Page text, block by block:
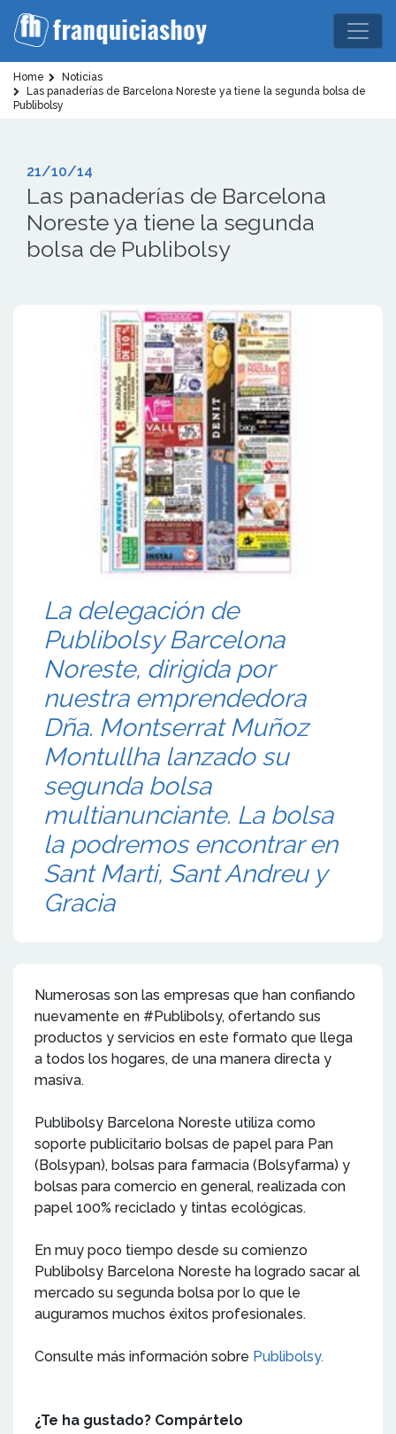
Home
Noticias
Las panaderías de Barcelona Noreste ya tiene la segunda bolsa de
Publibolsy
21/10/14
Las panaderías de Barcelona
Noreste ya tiene la segunda
bolsa de Publibolsy
La delegación de
Publibolsy Barcelona
Noreste, dirigida por
nuestra emprendedora
Dña. Montserrat Muñoz
Montullha lanzado su
segunda bolsa
multianunciante. La bolsa
la podremos encontrar en
Sant Marti, Sant Andreu y
Gracia
Numerosas son las empresas que han confiando
nuevamente en #Publibolsy, ofertando sus
productos y servicios en este formato que llega
a todos los hogares, de una manera directa y
masiva.
Publibolsy Barcelona Noreste utiliza como
soporte publicitario bolsas de papel para Pan
(Bolsypan), bolsas para farmacia (Bolsyfarma) y
bolsas para comercio en general, realizada con
papel 100% reciclado y tintas ecológicas.
En muy poco tiempo desde su comienzo
Publibolsy Barcelona Noreste ha logrado sacar al
mercado su segunda bolsa por lo que le
auguramos muchos éxitos profesionales.
Consulte más información sobre Publibolsy.
¿Te ha gustado? Compártelo